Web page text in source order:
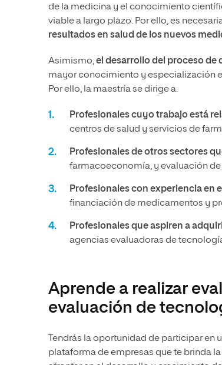
de la medicina y el conocimiento
viable a largo plazo. Por ello, es
resultados en salud de los nuevos
Asimismo,el desarrollo del proceso de
mayor conocimiento y especialización
Por ello, la maestría se dirige a:
Profesionales cuyo trabajo está
centros de salud y servicios de
Profesionales de otros sectores
farmacoeconomía, y evaluación
Profesionales con experiencia en
financiación de medicamentos y
Profesionales que aspiren a
agencias evaluadoras de
Aprende a realizar
evaluación de
Tendrás la oportunidad de participar en
plataforma de empresas que te brinda